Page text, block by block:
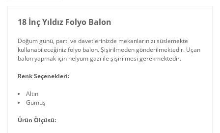
18 İnç Yıldız Folyo Balon
Doğum günü, parti ve davetlerinizde mekanlarınızı süslemekte
kullanabileceğiniz folyo balon. Şişirilmeden gönderilmektedir. Uçan
balon yapmak için helyum gazı ile şişirilmesi gerekmektedir.
Renk Seçenekleri:
Altın
Gümüş
Ürün Ölçüsü: